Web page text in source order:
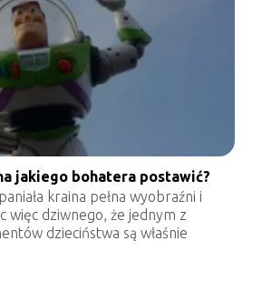
jakiego bohatera postawić?
kraina pełna wyobraźni i
więc dziwnego, że jednym z
dzieciństwa są właśnie